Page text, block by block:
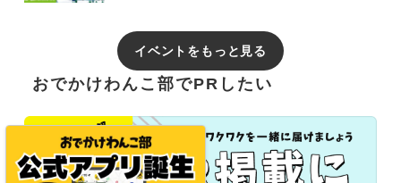
イベントをもっと見る
おでかけわんこ部でPRしたい